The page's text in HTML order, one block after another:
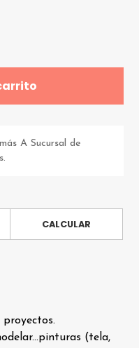
A Sucursal de
CALCULAR
(tela,